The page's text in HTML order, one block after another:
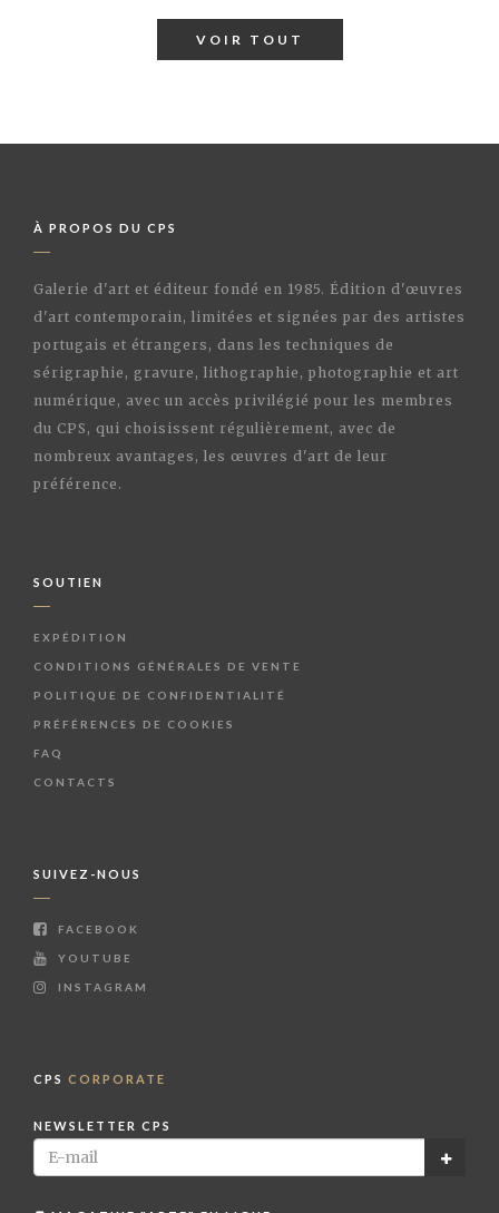
VOIR TOUT
À PROPOS DU CPS
Galerie d'art et éditeur fondé en 1985. Édition d'œuvres
d'art contemporain, limitées et signées par des artistes
portugais et étrangers, dans les techniques de
sérigraphie, gravure, lithographie, photographie et art
numérique, avec un accès privilégié pour les membres
du CPS, qui choisissent régulièrement, avec de
nombreux avantages, les œuvres d'art de leur
préférence.
SOUTIEN
EXPÉDITION
CONDITIONS GÉNÉRALES DE VENTE
POLITIQUE DE CONFIDENTIALITÉ
PRÉFÉRENCES DE COOKIES
FAQ
CONTACTS
SUIVEZ-NOUS
FACEBOOK
YOUTUBE
INSTAGRAM
CPS CORPORATE
NEWSLETTER CPS